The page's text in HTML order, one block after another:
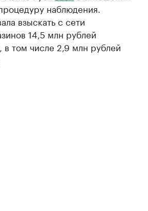
наблюдения.
взыскать с сети
14,5 млн рублей
в том числе 2,9 млн рублей